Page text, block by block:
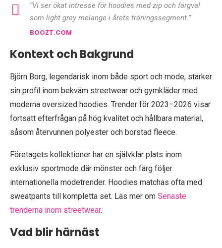
“Vi ser ökat intresse för hoodies med zip och färgval
som light grey melange i årets träningssegment.”
BOOZT.COM
Kontext och Bakgrund
Björn Borg, legendarisk inom både sport och mode, stärker
sin profil inom bekväm streetwear och gymkläder med
moderna oversized hoodies. Trender för 2023–2026 visar
fortsatt efterfrågan på hög kvalitet och hållbara material,
såsom återvunnen polyester och borstad fleece.
Företagets kollektioner har en självklar plats inom
exklusiv sportmode där mönster och färg följer
internationella modetrender. Hoodies matchas ofta med
sweatpants till kompletta set. Läs mer om Senaste
trenderna inom streetwear.
Vad blir härnäst